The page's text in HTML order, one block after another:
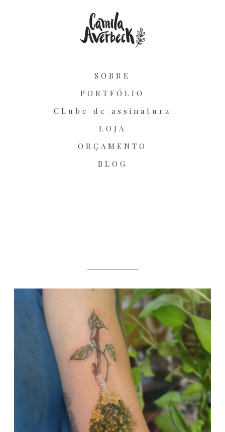
SOBRE
PORTFÓLIO
CLube de assinatura
LOJA
ORÇAMENTO
BLOG